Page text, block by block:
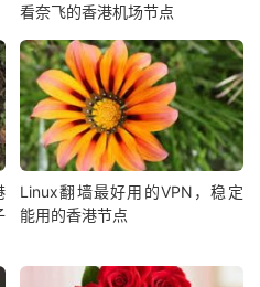
看奈飞的香港机场节点
Linux翻墙最好用的VPN，稳定
能用的香港节点